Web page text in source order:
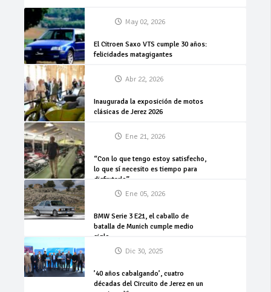
May 02, 2026
El Citroen Saxo VTS cumple 30 años:
felicidades matagigantes
Abr 22, 2026
Inaugurada la exposición de motos
clásicas de Jerez 2026
Ene 21, 2026
“Con lo que tengo estoy satisfecho,
lo que sí necesito es tiempo para
disfrutarlo”
Ene 05, 2026
BMW Serie 3 E21, el caballo de
batalla de Munich cumple medio
siglo
Dic 30, 2025
’40 años cabalgando’, cuatro
décadas del Circuito de Jerez en un